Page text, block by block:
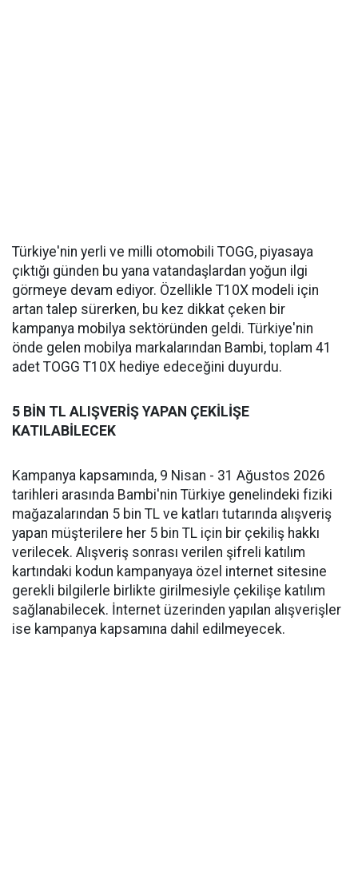
Türkiye'nin yerli ve milli otomobili TOGG, piyasaya
çıktığı günden bu yana vatandaşlardan yoğun ilgi
görmeye devam ediyor. Özellikle T10X modeli için
artan talep sürerken, bu kez dikkat çeken bir
kampanya mobilya sektöründen geldi. Türkiye'nin
önde gelen mobilya markalarından Bambi, toplam 41
adet TOGG T10X hediye edeceğini duyurdu.
5 BİN TL ALIŞVERİŞ YAPAN ÇEKİLİŞE
KATILABİLECEK
Kampanya kapsamında, 9 Nisan - 31 Ağustos 2026
tarihleri arasında Bambi'nin Türkiye genelindeki fiziki
mağazalarından 5 bin TL ve katları tutarında alışveriş
yapan müşterilere her 5 bin TL için bir çekiliş hakkı
verilecek. Alışveriş sonrası verilen şifreli katılım
kartındaki kodun kampanyaya özel internet sitesine
gerekli bilgilerle birlikte girilmesiyle çekilişe katılım
sağlanabilecek. İnternet üzerinden yapılan alışverişler
ise kampanya kapsamına dahil edilmeyecek.